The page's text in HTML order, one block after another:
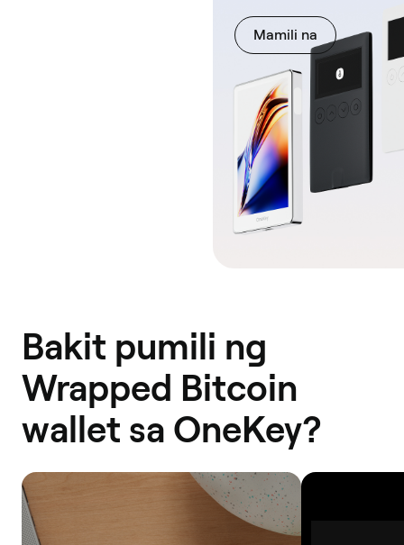
Mamili na
Bakit pumili ng
Wrapped Bitcoin
wallet sa OneKey?